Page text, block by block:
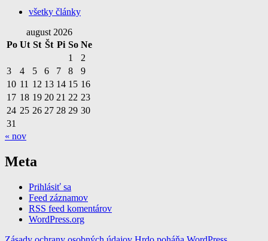
všetky články
august 2026
Po Ut St Št Pi So Ne
1
2
3
4 5 6 7 8
9
10 11 12 13 14 15 16
17 18 19 20 21 22 23
24 25 26 27 28 29 30
31
« nov
Meta
Prihlásiť sa
Feed záznamov
RSS feed komentárov
WordPress.org